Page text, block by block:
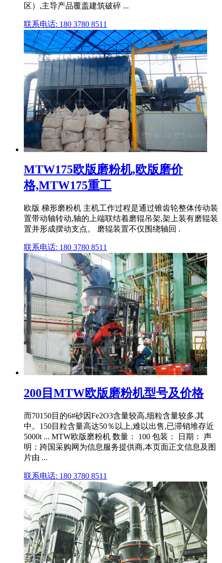
区）,主导产品覆盖建筑破碎 ...
联系电话: 180 3780 8511
MTW175欧版磨粉机,欧版磨价
格,MTW175重工
欧版 梯形磨粉机 主机工作过程是通过锥齿轮整体传动装
置带动轴转动,轴的上端联结着磨辊吊架,架上装有磨辊装
置并形成摆动支点。 磨辊装置不仅围绕轴回 .
联系电话: 180 3780 8511
200目MTW欧版磨粉机型号及价格
而70150目的6#砂因Fe2O3含量较高,细粒含量较多,其
中。150目粒含量高达50％以上,难以出售,已滞销堆存近
5000t ... MTW欧版磨粉机 数量： 100 包装： 日期： 声
明：跨国采购网为信息服务提供商,本页面正文信息及图
片由 ...
联系电话: 180 3780 8511